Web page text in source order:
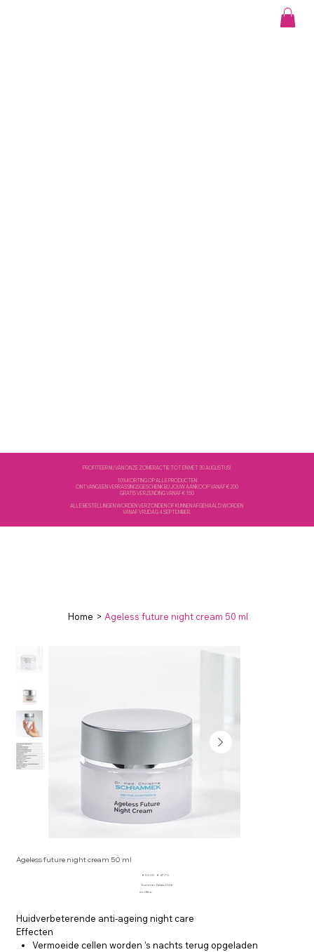
PROFITEER NU VAN ONZE ZOMERACTIE TOT EN MET 30 AUGUSTUS!
10% KORTING OP ALLE PRODUCTEN
ONTVANG EEN VERRASSINGSGESCHENK BIJ JOUW AANKOOP VANAF € 200
GRATIS VERZENDING VANAF € 150
ALLE BESTELLINGEN WORDEN VERZONDEN OF KUNNEN AFGEHAALD WORDEN
VANAF VRIJDAG 4 SEPTEMBER.
Home > Ageless future night cream 50 ml
Ageless future night cream 50 ml
Originele
prijs
€ 53,00 Verkoopprijs
€ 47,70
Summer Deals 2026
incl.Btw
Huidverbeterende anti-ageing night care
Effecten
Vermoeide cellen worden ’s nachts terug opgeladen